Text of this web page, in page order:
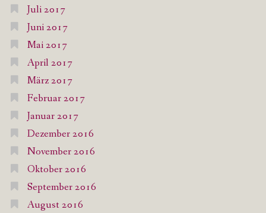
Juli 2017
Juni 2017
Mai 2017
April 2017
März 2017
Februar 2017
Januar 2017
Dezember 2016
November 2016
Oktober 2016
September 2016
August 2016